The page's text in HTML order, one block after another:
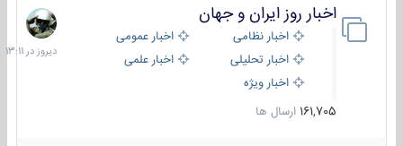
اخبار روز ایران و جهان
اخبار نظامی
اخبار عمومی
اخبار تحلیلی
اخبار علمی
اخبار ویژه
161,705 ارسال ها
دیروز
در
13:11